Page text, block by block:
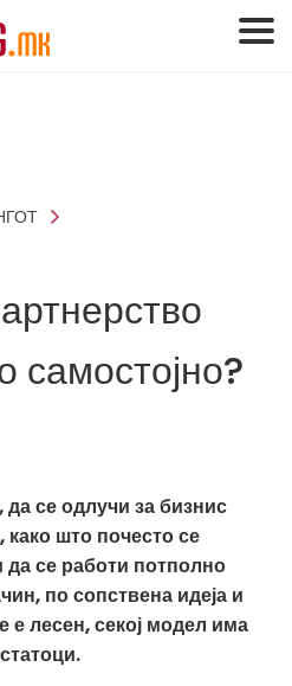
самостојно?
се одлучи за бизнис
како што почесто се
се работи потполно
по сопствена идеја и
лесен, секој модел има